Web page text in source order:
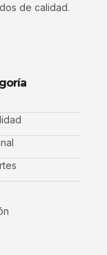
de calidad.